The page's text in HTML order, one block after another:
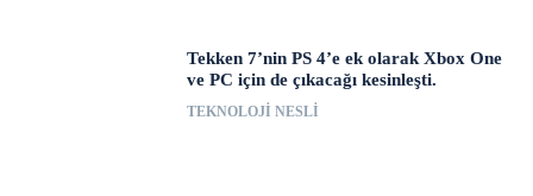
Tekken 7’nin PS 4’e ek olarak Xbox One
ve PC için de çıkacağı kesinleşti.
TEKNOLOJI NESLI